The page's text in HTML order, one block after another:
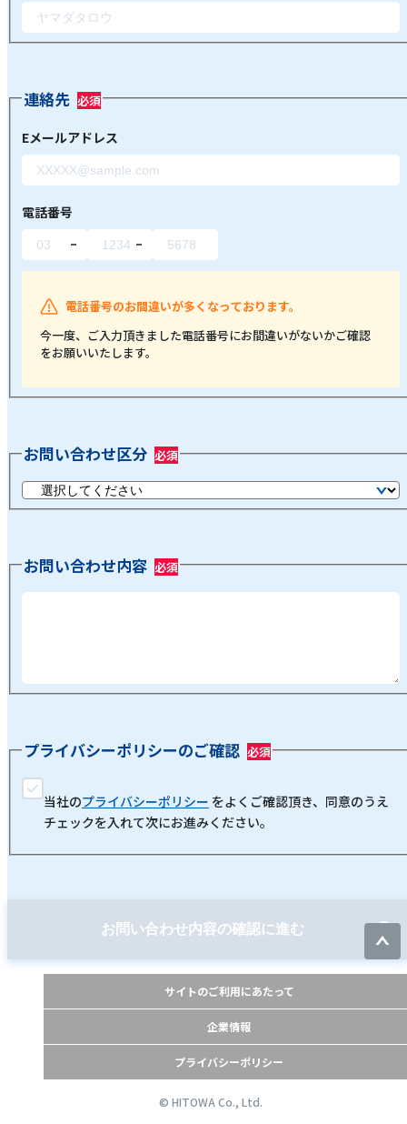
連絡先
Eメールアドレス
電話番号
電話番号のお間違いが多くなっております。
今一度、ご入力頂きました電話番号にお間違いがないかご確認
をお願いいたします。
お問い合わせ区分
お問い合わせ内容
プライバシーポリシーのご確認
当社のプライバシーポリシー をよくご確認頂き、同意のうえ
チェックを入れて次にお進みください。
お問い合わせ内容の確認に進む
サイトのご利用にあたって
企業情報
プライバシーポリシー
© HITOWA Co., Ltd.